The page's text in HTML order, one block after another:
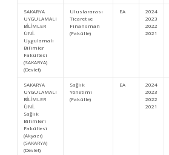
SAKARYA
UYGULAMALI
BİLİMLER
ÜNİ.
Uygulamalı
Bilimler
Fakültesi
(SAKARYA)
(Devlet)
Uluslararası
Ticaret ve
Finansman
(Fakülte)
EA
2024
2023
2022
2021
SAKARYA
UYGULAMALI
BİLİMLER
ÜNİ.
Sağlık
Bilimleri
Fakültesi
(Akyazı)
(SAKARYA)
(Devlet)
Sağlık
Yönetimi
(Fakülte)
EA
2024
2023
2022
2021